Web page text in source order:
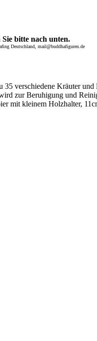
bitte nach unten.
Deutschland, mail@buddhafiguren.de
verschiedene Kräuter
zur Beruhigung und
mit kleinem Holzhalter,